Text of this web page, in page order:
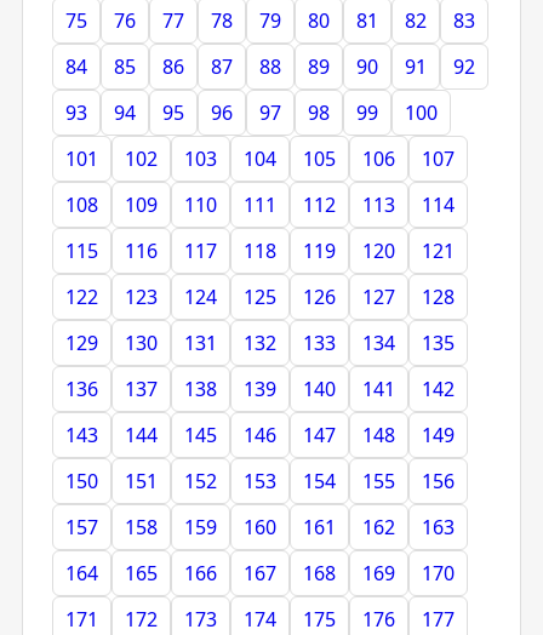
75
76 77 78 79 80 81 82
83
84
85 86 87 88 89 90 91
92
93
94 95 96 97 98 99
100
101
102 103 104 105 106
107
108
109 110 111 112 113
114
115
116 117 118 119 120
121
122
123 124 125 126 127
128
129
130 131 132 133 134
135
136
137 138 139 140 141
142
143
144 145 146 147 148
149
150
151 152 153 154 155
156
157
158 159 160 161 162
163
164
165 166 167 168 169
170
171
172 173 174 175 176
177